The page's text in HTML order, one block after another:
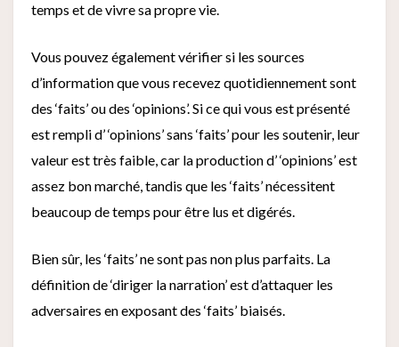
temps et de vivre sa propre vie.
Vous pouvez également vérifier si les sources
d’information que vous recevez quotidiennement sont
des ‘faits’ ou des ‘opinions’. Si ce qui vous est présenté
est rempli d’ ‘opinions’ sans ‘faits’ pour les soutenir, leur
valeur est très faible, car la production d’ ‘opinions’ est
assez bon marché, tandis que les ‘faits’ nécessitent
beaucoup de temps pour être lus et digérés.
Bien sûr, les ‘faits’ ne sont pas non plus parfaits. La
définition de ‘diriger la narration’ est d’attaquer les
adversaires en exposant des ‘faits’ biaisés.